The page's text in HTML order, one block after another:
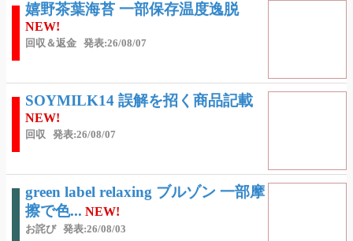
嬉野茶葉海苔 一部保存温度逸脱
NEW!
回収＆返金 発表:26/08/07
SOYMILK14 誤解を招く商品記載
NEW!
回収 発表:26/08/07
green label relaxing ブルゾン 一部摩
擦で色... NEW!
お詫び 発表:26/08/03